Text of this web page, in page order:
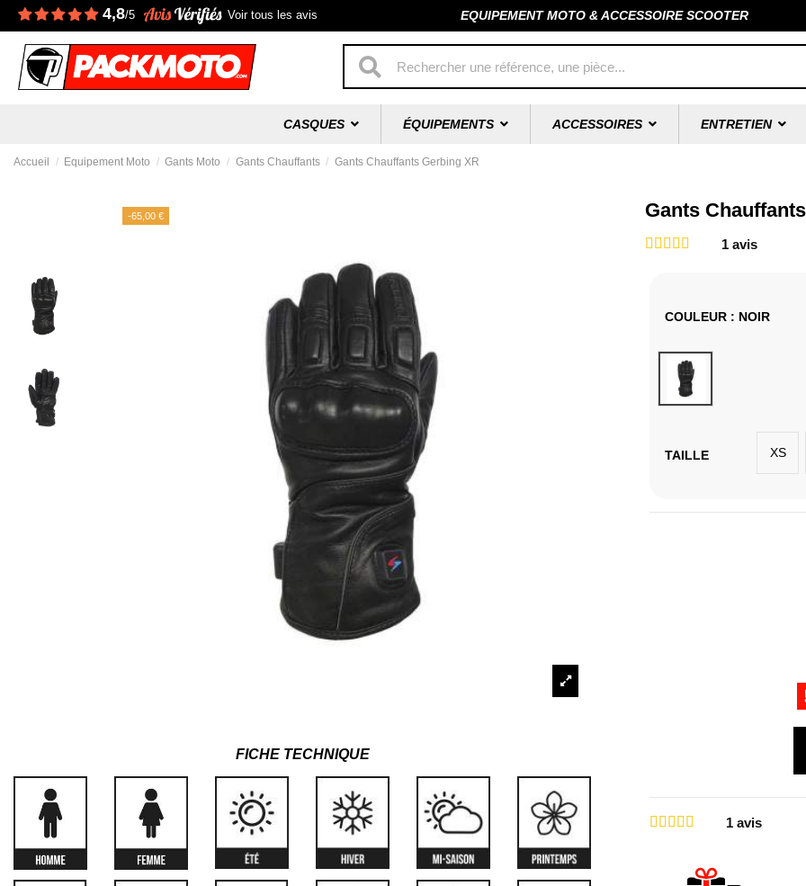
4,8/5 Voir tous les avis EQUIPEMENT MOTO & ACCESSOIRE SCOOTER
CASQUES ÉQUIPEMENTS ACCESSOIRES ENTRETIEN
Accueil Equipement Moto Gants Moto Gants Chauffants Gants Chauffants Gerbing XR
-65,00 €
FICHE TECHNIQUE
Gants
1 avis
COULEUR : NOIR
Noir
TAILLE XS
1 avis